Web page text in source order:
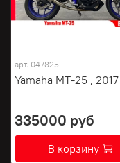
арт. 047825
Yamaha MT-25 , 2017
335000 руб
В корзину